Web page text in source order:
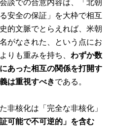
談での合意内容は、「北朝
安全の保証」を大枠で相互
的文脈でとらえれば、米朝
がなされた、という点にお
りも重みを持ち、わずか数
あった相互の関係を打開す
は重視すべきである。
非核化は「完全な非核化」
証可能で不可逆的」を含む